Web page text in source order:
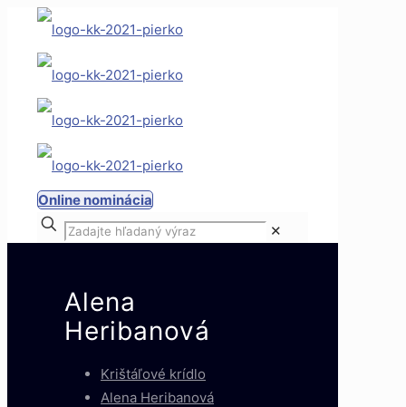
Online nominácia
✕
Alena
Heribanová
Krištáľové krídlo
Alena Heribanová